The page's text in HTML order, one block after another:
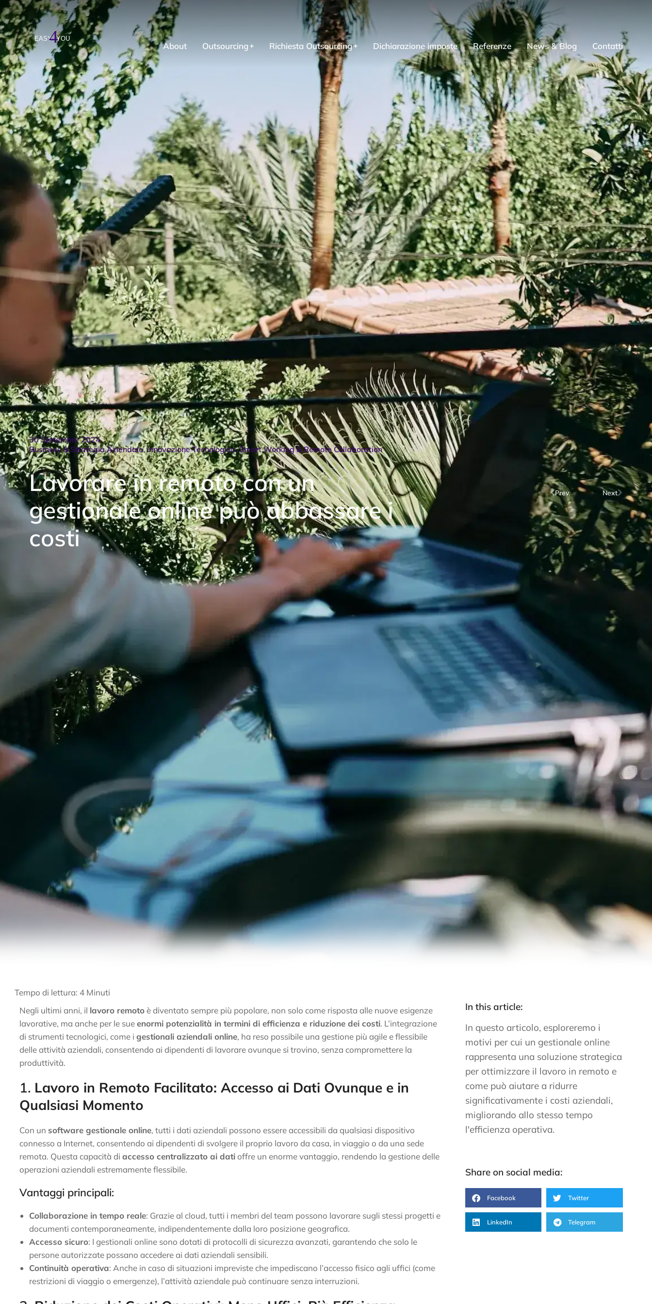
About Outsourcing Richiesta Outsourcing Dichiarazione imposte Referenze News & Blog Contatti
30 Settembre 2024
Business & Strategia Aziendale,Innovazione Tecnologica,Smart Working & Remote Collaboration
Lavorare in remoto con un
gestionale online può abbassare i
costi
Prev. Next
Tempo di lettura: 4 Minuti
Negli ultimi anni, il lavoro remotoè diventato sempre più popolare, non solo come risposta alle nuove esigenze
lavorative, ma anche per le sueenormi potenzialità in termini di efficienza e riduzione dei costi. L’integrazione
di strumenti tecnologici, come i gestionali aziendali online, ha reso possibile una gestione più agile e flessibile
delle attività aziendali, consentendo ai dipendenti di lavorare ovunque si trovino, senza compromettere la
produttività.
1. Lavoro in Remoto Facilitato: Accesso ai Dati Ovunque e in
Qualsiasi Momento
Con un software gestionale online, tutti i dati aziendali possono essere accessibili da qualsiasi dispositivo
connesso a Internet, consentendo ai dipendenti di svolgere il proprio lavoro da casa, in viaggio o da una sede
remota. Questa capacità di accesso centralizzato ai datioffre un enorme vantaggio, rendendo la gestione delle
operazioni aziendali estremamente flessibile.
Vantaggi principali:
Collaborazione in tempo reale: Grazie al cloud, tutti i membri del team possono lavorare sugli stessi progetti e
documenti contemporaneamente, indipendentemente dalla loro posizione geografica.
Accesso sicuro: I gestionali online sono dotati di protocolli di sicurezza avanzati, garantendo che solo le
persone autorizzate possano accedere ai dati aziendali sensibili.
Continuità operativa: Anche in caso di situazioni impreviste che impediscano l’accesso fisico agli uffici (come
restrizioni di viaggio o emergenze), l’attività aziendale può continuare senza interruzioni.
In this article:
In questo articolo, esploreremo i
motivi per cui un gestionale online
rappresenta una soluzione strategica
per ottimizzare il lavoro in remoto e
come può aiutare a ridurre
significativamente i costi aziendali,
migliorando allo stesso tempo
l'efficienza operativa.
Share on social media:
Facebook Twitter
LinkedIn Telegram